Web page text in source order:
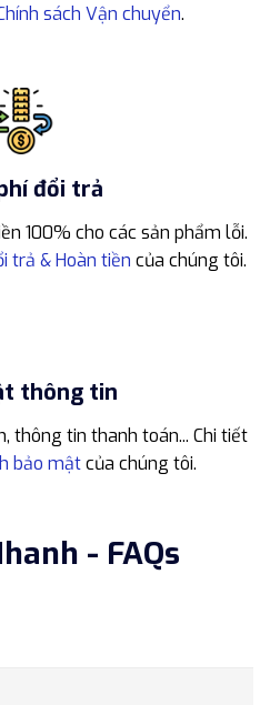
sách Vận chuyển.
đổi trả
100% cho các sản phẩm lỗi.
trả & Hoàn tiền của chúng tôi.
thông tin
thông tin thanh toán... Chi tiết
bảo mậtcủa chúng tôi.
- FAQs